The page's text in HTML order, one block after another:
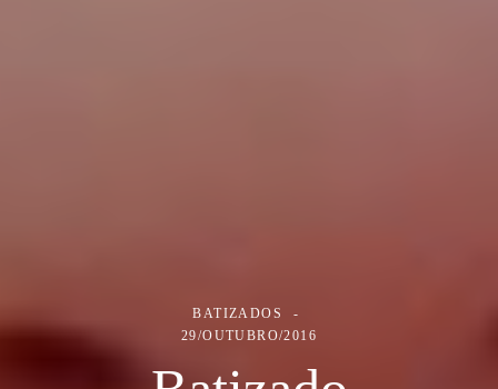
BATIZADOS
29/OUTUBRO/2016